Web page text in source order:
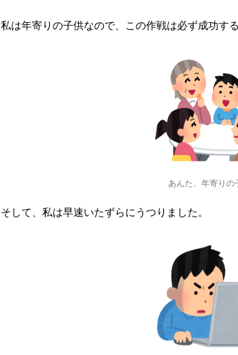
私は年寄りの子供なので、この作戦は必ず成功す
あんた、年寄りの
そして、私は早速いたずらにうつりました。